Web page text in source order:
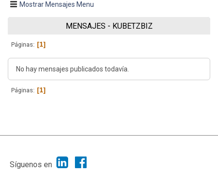
Mostrar Mensajes Menu
MENSAJES - KUBETZBIZ
Páginas 1
No hay mensajes publicados todavía.
Páginas 1
|
Síguenos en